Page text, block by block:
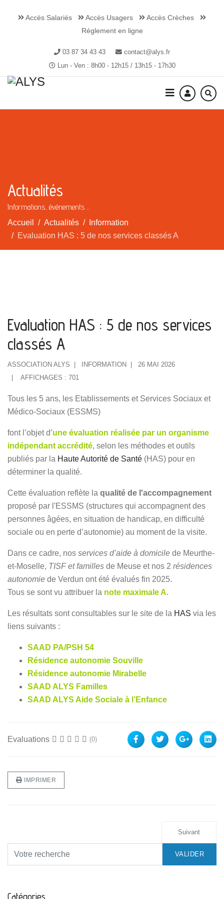
Accès Salariés Accès Usagers
Accès Crèches
Réglement en ligne
03 87 34 43 43
contact@alys.fr
Lun - Ven : 8h00 - 12h15 / 13h15 - 17h30
Actualités
Informations, événements ...
Accueil Actualités
Information
Evaluation HAS : 5 de nos services classés A
Evaluation HAS : 5 de nos services
classés A
ASSOCIATION ALYS INFORMATION
26 MAI 2026
AFFICHAGES : 701
Tous les 5 ans, les Etablissements et Services Sociaux et
Médico-Sociaux (ESSMS)
font l’objet d’une évaluation réalisée par un organisme
indépendant accrédité, selon les méthodes et outils
publiés par la Haute Autorité de Santé (HAS) pour en
déterminer la qualité.
Cette évaluation reflète la qualité de l'accompagnement
proposé par l'ESSMS (structures qui accompagnent des
personnes âgées, en situation de handicap, en difficulté
sociale ou en perte d’autonomie) au moment de la visite.
Dans ce cadre, nos services d’aide à domicile de Meurthe-
et-Moselle, TISF et familles de Meuse et nos 2 résidences
autonomie de Verdun ont été évalués fin 2025.
Tous se sont vu attribuer la note maximale A.
Les résultats sont consultables sur le site de la HAS via les
liens suivants :
SAAD PA/PSH 54
Résidence autonomie Souville
Résidence autonomie Mirabelle
SAAD ALYS Familles
SAAD ALYS Aide Sociale à l’Enfance
Evaluations (0)
IMPRIMER
Suivant
VALIDER
Catégories